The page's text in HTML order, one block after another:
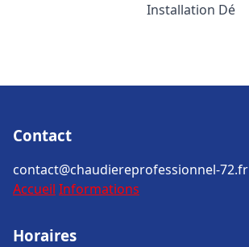
Installation Dé
Contact
contact@chaudiereprofessionnel-72.fr
Accueil Informations
Horaires